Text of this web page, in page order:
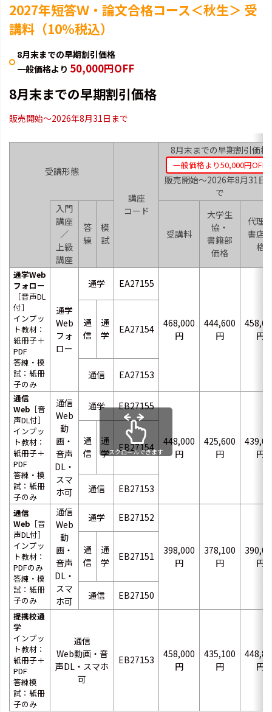
2027年短答Ｗ・論文合格コース＜秋生＞ 受
講料（10％税込）
8月末までの早期割引価格
一般価格より 50,000円OFF
8月末までの早期割引価格
販売開始～2026年8月31日まで
受講形態
講座
コード
8月末までの早期割引価格
一般価格より50,000円OFF
販売開始～2026年8月31日
で
入門
講座
／
上級
講座
答
練
模
試
受講料
大学生
協・
書籍部
価格
代理
書店
格
通学Web
フォロー
［音声DL
付］
インプッ
ト教材：
紙冊子＋
PDF
答練・模
試：紙冊
子のみ
通学
Web
フォ
ロー
通学 EA27155
468,000
円
444,600
円
円
通
信
通
学
EA27154
通信 EA27153
通信
Web ［音
声DL付］
インプッ
ト教材：
紙冊子＋
PDF
答練・模
試：紙冊
子のみ
通信
Web
動
画・
音声
DL・
スマ
ホ可
通学 EB27155
448,000
円
425,600
円
円
通
信
通
学
EB27154
通信 EB27153
通信
Web ［音
声DL付］
インプッ
ト教材：
PDFのみ
答練・模
試：紙冊
子のみ
通信
Web
動
画・
音声
DL・
スマ
ホ可
通学 EB27152
398,000
円
378,100
円
円
通
信
通
学
EB27151
通信 EB27150
提携校通
学
インプッ
ト教材：
紙冊子＋
PDF
答練模
試：紙冊
子のみ
通信
Web動画・音
声DL・スマホ
可
EB27153
458,000
円
435,100
円
円
スクロールできます